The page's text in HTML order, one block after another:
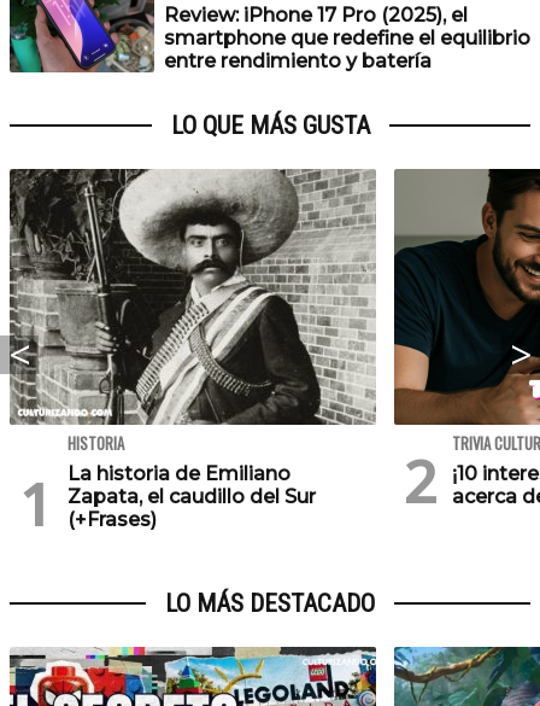
Review: iPhone 17 Pro (2025), el
smartphone que redefine el equilibrio
entre rendimiento y batería
LO QUE MÁS GUSTA
HISTORIA
La historia de Emiliano
Zapata, el caudillo del Sur
(+Frases)
TRIVIA
¡10
acerca
LO MÁS DESTACADO